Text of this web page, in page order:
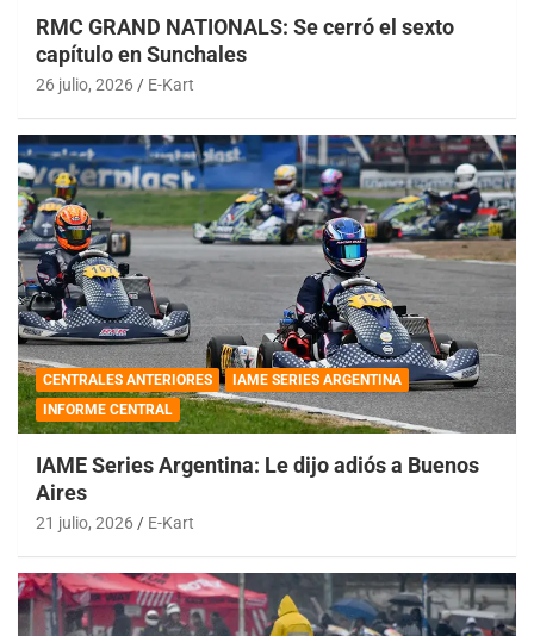
RMC GRAND NATIONALS: Se cerró el sexto
capítulo en Sunchales
26 julio, 2026 E-Kart
CENTRALES ANTERIORES
IAME SERIES ARGENTINA
INFORME CENTRAL
IAME Series Argentina: Le dijo adiós a Buenos
Aires
21 julio, 2026 E-Kart